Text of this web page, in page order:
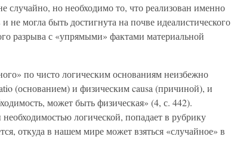
случайно, но необходимо то, что реализован именно
не могла быть достигнута на почве идеалистического
разрыва с «упрямыми» фактами материальной
по чисто логическим основаниям неизбежно
(основанием) и физическим causa (причиной), и
может быть физическая» (4, с. 442).
логической, попадает в рубрику
откуда в нашем мире может взяться «случайное» в